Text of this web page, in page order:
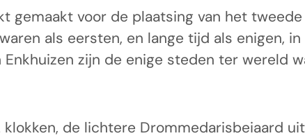
voor de plaatsing van het tweede
als eersten, en lange tijd als enigen,
zijn de enige steden ter wereld
de lichtere Drommedarisbeiaard